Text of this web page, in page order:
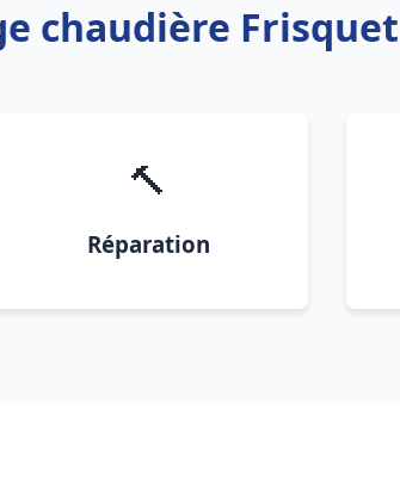
chaudière
🔨
Réparation